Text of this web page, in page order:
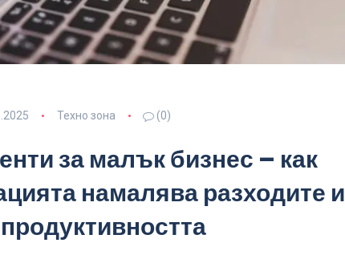
Техно зона (0)
за малък бизнес – как
намалява разходите и